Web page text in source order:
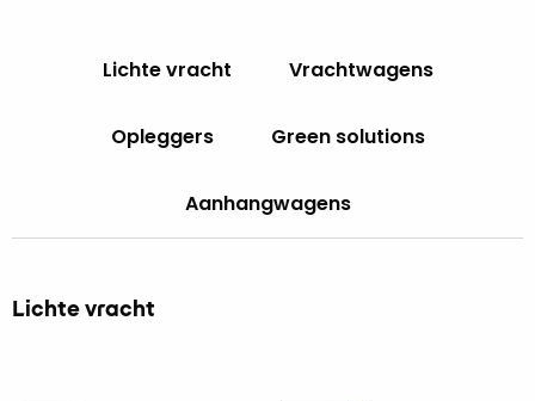
Lichte vracht Vrachtwagens
Opleggers Green solutions
Aanhangwagens
Lichte vracht